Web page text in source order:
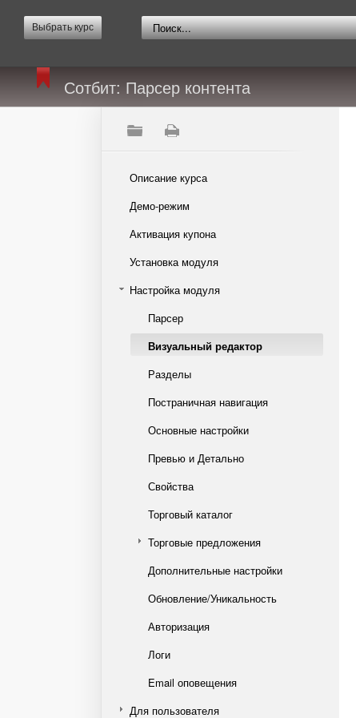
Выбрать курс
Сотбит: Парсер контента
Описание курса
Демо-режим
Активация купона
Установка модуля
Настройка модуля
Парсер
Визуальный редактор
Разделы
Постраничная навигация
Основные настройки
Превью и Детально
Свойства
Торговый каталог
Торговые предложения
Дополнительные настройки
Обновление/Уникальность
Авторизация
Логи
Email оповещения
Для пользователя